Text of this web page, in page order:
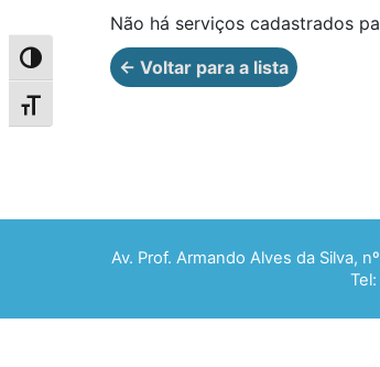
Alternar alto contraste
Alternar tamanho da fonte
Não há serviços cadastrados
← Voltar para a lista
Av. Prof. Armando Alves da Silva,